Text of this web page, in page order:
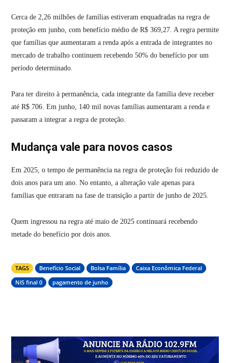
Cerca de 2,26 milhões de famílias estiveram enquadradas na regra de
proteção em junho, com benefício médio de R$ 369,27. A regra permite
que famílias que aumentaram a renda após a entrada de integrantes no
mercado de trabalho continuem recebendo 50% do benefício por um
período determinado.
Para ter direito à permanência, cada integrante da família deve receber
até R$ 706. Em junho, 140 mil novas famílias aumentaram a renda e
passaram a integrar a regra de proteção.
Mudança vale para novos casos
Em 2025, o tempo de permanência na regra de proteção foi reduzido de
dois anos para um ano. No entanto, a alteração vale apenas para
famílias que entraram na fase de transição a partir de junho de 2025.
Quem ingressou na regra até maio de 2025 continuará recebendo
metade do benefício por dois anos.
TAGS Benefício Social Bolsa Família
Caixa Econômica Federal
NIS final 0
pagamento de junho